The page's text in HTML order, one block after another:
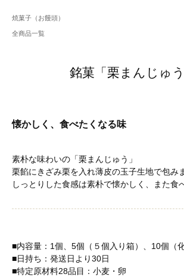
焼菓子（お饅頭）
全商品一覧
銘菓「栗まんじゅう
懐かしく、食べたくなる味
素朴な味わいの「栗まんじゅう」
栗餡にきざみ栗を入れ薄皮の玉子生地で包み
しっとりした食感は素朴で懐かしく、また食
■内容量：1個、5個（５個入り箱）、10個（化
■日持ち：発送日より30日
■特定原材料28品目：小麦・卵